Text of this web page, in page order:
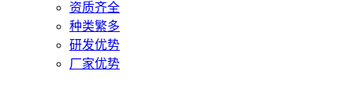
资质齐全
种类繁多
研发优势
厂家优势